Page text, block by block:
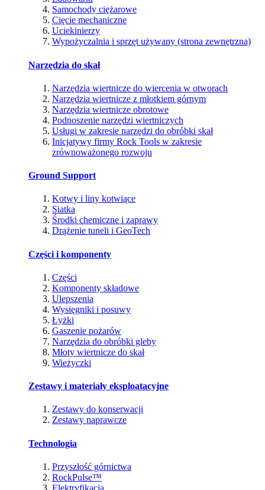
Samochody ciężarowe
Cięcie mechaniczne
Uciekinierzy
Wypożyczalnia i sprzęt używany (strona zewnętrzna)
Narzędzia do skał
Narzędzia wiertnicze do wiercenia w otworach
Narzędzia wiertnicze z młotkiem górnym
Narzędzia wiertnicze obrotowe
Podnoszenie narzędzi wiertniczych
Usługi w zakresie narzędzi do obróbki skał
Inicjatywy firmy Rock Tools w zakresie
zrównoważonego rozwoju
Ground Support
Kotwy i liny kotwiące
Siatka
Środki chemiczne i zaprawy
Drążenie tuneli i GeoTech
Części i komponenty
Części
Komponenty składowe
Ulepszenia
Wysięgniki i posuwy
Łyżki
Gaszenie pożarów
Narzędzia do obróbki gleby
Młoty wiertnicze do skał
Wieżyczki
Zestawy i materiały eksploatacyjne
Zestawy do konserwacji
Zestawy naprawcze
Technologia
Przyszłość górnictwa
RockPulse™
Elektryfikacja